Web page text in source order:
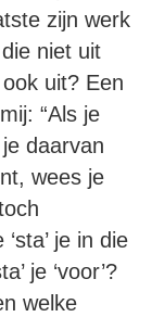
zijn werk
niet uit
uit? Een
“Als je
daarvan
wees je
je in die
je ‘voor’?
welke